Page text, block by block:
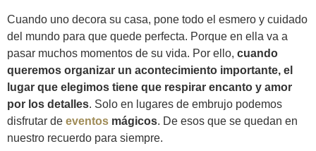
Cuando uno decora su casa, pone todo el esmero y cuidado
del mundo para que quede perfecta. Porque en ella va a
pasar muchos momentos de su vida. Por ello, cuando
queremos organizar un acontecimiento importante, el
lugar que elegimos tiene que respirar encanto y amor
por los detalles. Solo en lugares de embrujo podemos
disfrutar de eventos mágicos. De esos que se quedan en
nuestro recuerdo para siempre.